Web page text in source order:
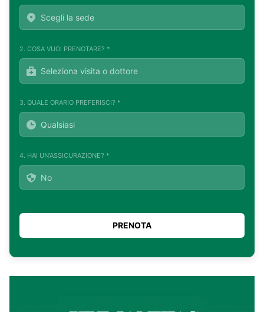
2. COSA VUOI PRENOTARE? *
3. QUALE ORARIO PREFERISCI? *
4. HAI UN'ASSICURAZIONE? *